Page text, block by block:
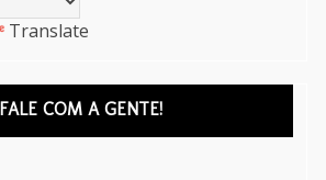
Translate
FALE COM A GENTE!